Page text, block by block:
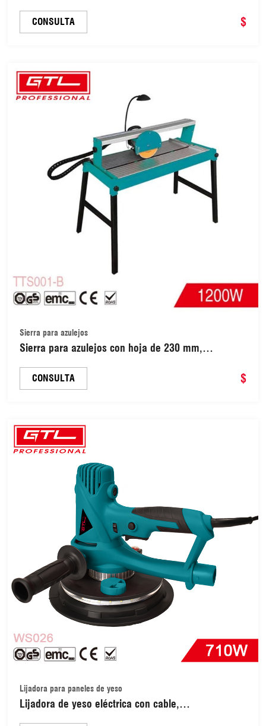
CONSULTA $
Sierra para azulejos
Sierra para azulejos con hoja de 230 mm,
CONSULTA $
Lijadora para paneles de yeso
Lijadora de yeso eléctrica con cable,